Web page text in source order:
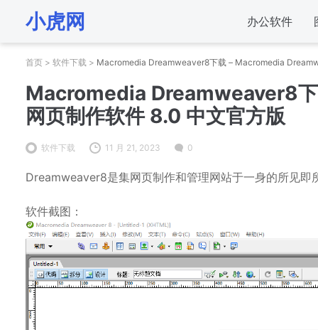
小虎网 办公软件
首页 > 软件下载 > Macromedia Dreamweaver8下载 – Macromedia
Macromedia Dreamweaver8
网页制作软件 8.0 中文官方版
软件下载 11 月 21, 2023 0
Dreamweaver8是集网页制作和管理网站于一身的所见即
软件截图：